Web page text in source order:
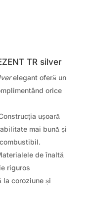
TR silver
elegant oferă un
orice
ușoară
mai bună și
de înaltă
riguros
la coroziune și